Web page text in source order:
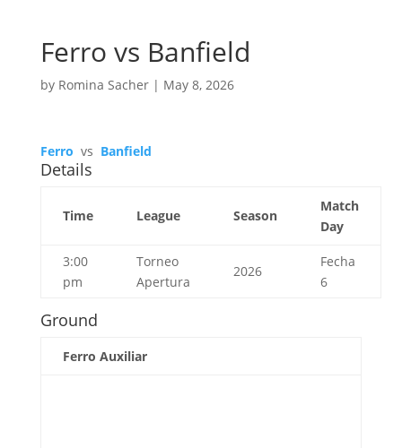
Ferro vs Banfield
by Romina Sacher| May 8, 2026
Ferro vs Banfield
Details
Time League Season
Match
Day
3:00
pm
Torneo
Apertura
2026
Fecha
6
Ground
Ferro Auxiliar